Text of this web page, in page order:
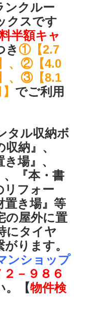
ンクルー
クスです
半額キャ
き①【2.7
、②【4.0
、③【8.1
でご利用
タル収納ボ
収納』、
場』、
、『本・書
リフォー
き場』 等
の屋外に置
にタイヤ
ります。
ンショップ
－９８６
。【物件検